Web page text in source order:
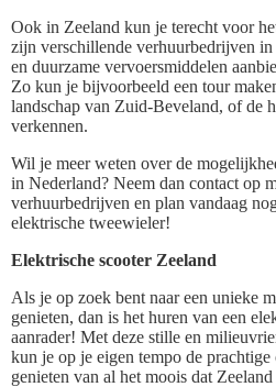
Ook in Zeeland kun je terecht voor
zijn verschillende verhuurbedrijven
en duurzame vervoersmiddelen
Zo kun je bijvoorbeeld een tour
landschap van Zuid-Beveland, of de
verkennen.
Wil je meer weten over de
in Nederland? Neem dan contact op
verhuurbedrijven en plan vandaag
elektrische tweewieler!
Elektrische scooter Zeeland
Als je op zoek bent naar een unieke
genieten, dan is het huren van een
aanrader! Met deze stille en
kun je op je eigen tempo de
genieten van al het moois dat